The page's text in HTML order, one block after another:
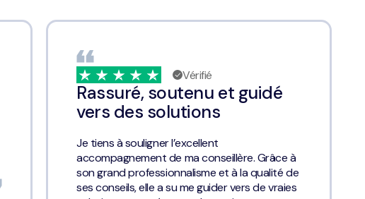
Vérifié
Rassuré, soutenu et guidé
vers des solutions
Je tiens à souligner l’excellent
accompagnement de ma conseillère. Grâce à
son grand professionnalisme et à la qualité de
ses conseils, elle a su me guider vers de vraies